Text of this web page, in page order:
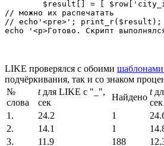
// можно их распечатать
// echo'<pre>'; print_r($result);
LIKE проверялся с обоими шаблонами
подчёркивания, так и со знаком
№
слова
tдля LIKE с "_",
сек
Найдено
t
сек
1.
24.2 1
2.
14.1 1
3.
11.9 188